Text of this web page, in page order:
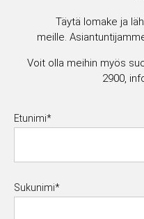
Täytä lomake ja
meille.
Voit olla meihin myös
2900,
Etunimi*
Sukunimi*